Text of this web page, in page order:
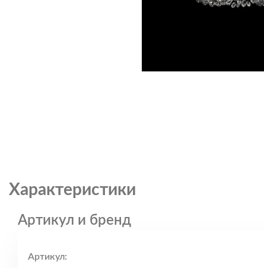
Характеристики
Артикул и бренд
Артикул: